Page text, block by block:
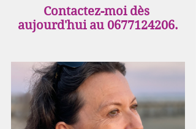
Contactez-moi dès
aujourd'hui au 0677124206.